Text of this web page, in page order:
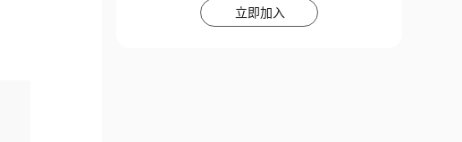
立即加入